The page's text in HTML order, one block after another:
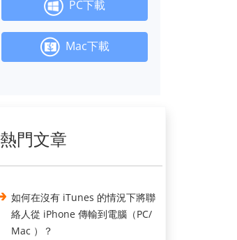
PC下載
Mac下載
熱門文章
如何在沒有 iTunes 的情況下將聯
絡人從 iPhone 傳輸到電腦（PC/
Mac ）？